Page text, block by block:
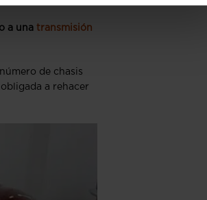
a una transmisión
de chasis
a rehacer